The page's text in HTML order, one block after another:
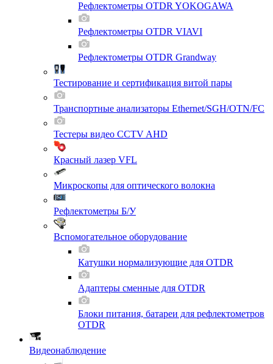
Рефлектометры OTDR YOKOGAWA
Рефлектометры OTDR VIAVI
Рефлектометры OTDR Grandway
Тестирование и сертификация витой пары
Транспортные анализаторы Ethernet/SGH/OTN/FC
Тестеры видео CCTV AHD
Красный лазер VFL
Микроскопы для оптического волокна
Рефлектометры Б/У
Вспомогательное оборудование
Катушки нормализующие для OTDR
Адаптеры сменные для OTDR
Блоки питания, батареи для рефлектометров
OTDR
Видеонаблюдение